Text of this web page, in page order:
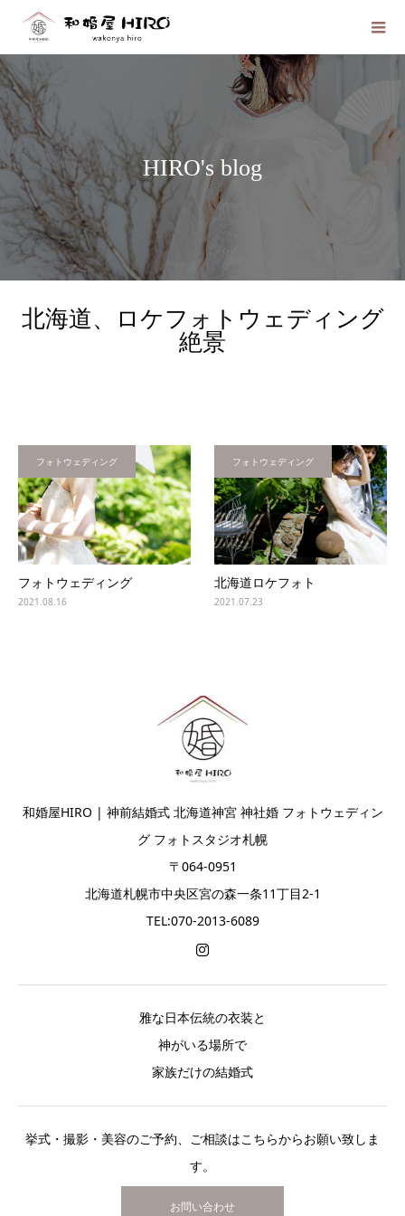
HIRO's blog
北海道、ロケフォトウェディング
絶景
フォトウェディング
フォトウェディング
2021.08.16
フォトウェディング
北海道ロケフォト
2021.07.23
和婚屋HIRO | 神前結婚式 北海道神宮 神社婚 フォトウェディン
グ フォトスタジオ札幌
〒064-0951
北海道札幌市中央区宮の森一条11丁目2-1
TEL:070-2013-6089
雅な日本伝統の衣装と
神がいる場所で
家族だけの結婚式
挙式・撮影・美容のご予約、ご相談はこちらからお願い致しま
す。
お問い合わせ